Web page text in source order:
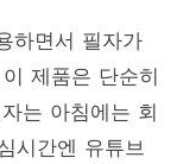
하면서 필자가
제품은 단순히
는 아침에는 회
시간엔 유튜브